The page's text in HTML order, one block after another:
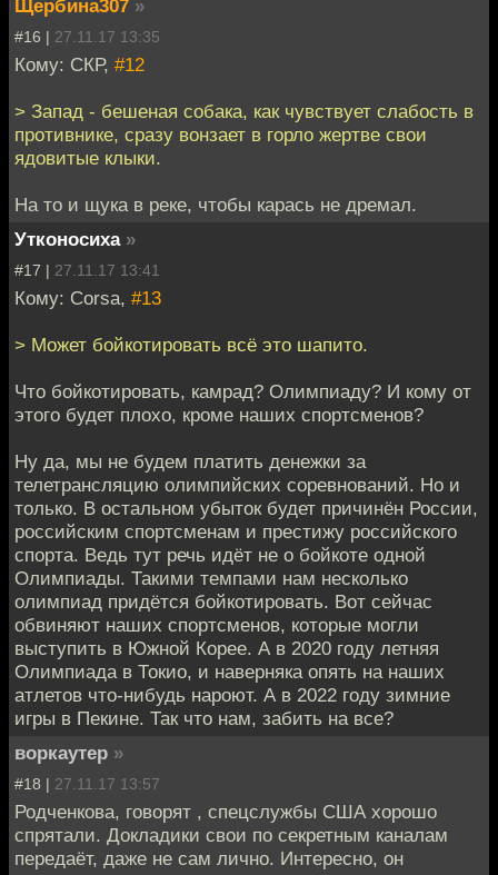
Щербина307 »
#16 | 27.11.17 13:35
Кому: СКР, #12
> Запад - бешеная собака, как чувствует слабость в
противнике, сразу вонзает в горло жертве свои
ядовитые клыки.
На то и щука в реке, чтобы карась не дремал.
Утконосиха »
#17 | 27.11.17 13:41
Кому: Corsa, #13
> Может бойкотировать всё это шапито.
Что бойкотировать, камрад? Олимпиаду? И кому от
этого будет плохо, кроме наших спортсменов?
Ну да, мы не будем платить денежки за
телетрансляцию олимпийских соревнований. Но и
только. В остальном убыток будет причинён России,
российским спортсменам и престижу российского
спорта. Ведь тут речь идёт не о бойкоте одной
Олимпиады. Такими темпами нам несколько
олимпиад придётся бойкотировать. Вот сейчас
обвиняют наших спортсменов, которые могли
выступить в Южной Корее. А в 2020 году летняя
Олимпиада в Токио, и наверняка опять на наших
атлетов что-нибудь нароют. А в 2022 году зимние
игры в Пекине. Так что нам, забить на все?
воркаутер »
#18 | 27.11.17 13:57
Родченкова, говорят , спецслужбы США хорошо
спрятали. Докладики свои по секретным каналам
передаёт, даже не сам лично. Интересно, он